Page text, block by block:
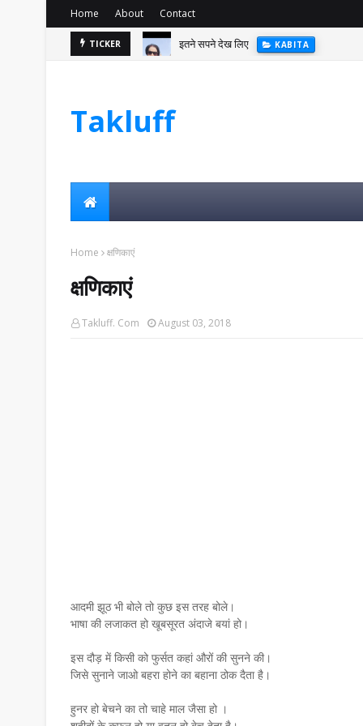
Home About Contact
TICKER इतने सपने देख लिए KABITA
Takluff
Home क्षणिकाएं
क्षणिकाएं
Takluff. Com August 03, 2018
आदमी झूठ भी बोले तो कुछ इस तरह बोले।
भाषा की लजाकत हो खूबसूरत अंदाजे बयां हो।
इस दौड़ में किसी को फुर्सत कहां औरों की सुनने की।
जिसे सुनाने जाओ बहरा होने का बहाना ठोक दैता है।
हुनर हो बेचने का तो चाहे माल जैसा हो ।